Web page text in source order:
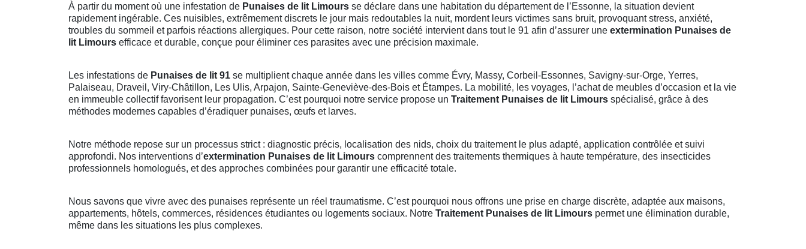
À partir du moment où une infestation de Punaises de lit Limours se déclare dans une habitation du département de l’Essonne, la situation devient
rapidement ingérable. Ces nuisibles, extrêmement discrets le jour mais redoutables la nuit, mordent leurs victimes sans bruit, provoquant stress, anxiété,
troubles du sommeil et parfois réactions allergiques. Pour cette raison, notre société intervient dans tout le 91 afin d’assurer une extermination Punaises de
lit Limours efficace et durable, conçue pour éliminer ces parasites avec une précision maximale.
Les infestations de Punaises de lit 91 se multiplient chaque année dans les villes comme Évry, Massy, Corbeil-Essonnes, Savigny-sur-Orge, Yerres,
Palaiseau, Draveil, Viry-Châtillon, Les Ulis, Arpajon, Sainte-Geneviève-des-Bois et Étampes. La mobilité, les voyages, l’achat de meubles d’occasion et la vie
en immeuble collectif favorisent leur propagation. C’est pourquoi notre service propose un Traitement Punaises de lit Limours spécialisé, grâce à des
méthodes modernes capables d’éradiquer punaises, œufs et larves.
Notre méthode repose sur un processus strict : diagnostic précis, localisation des nids, choix du traitement le plus adapté, application contrôlée et suivi
approfondi. Nos interventions d’extermination Punaises de lit Limours comprennent des traitements thermiques à haute température, des insecticides
professionnels homologués, et des approches combinées pour garantir une efficacité totale.
Nous savons que vivre avec des punaises représente un réel traumatisme. C’est pourquoi nous offrons une prise en charge discrète, adaptée aux maisons,
appartements, hôtels, commerces, résidences étudiantes ou logements sociaux. Notre Traitement Punaises de lit Limours permet une élimination durable,
même dans les situations les plus complexes.